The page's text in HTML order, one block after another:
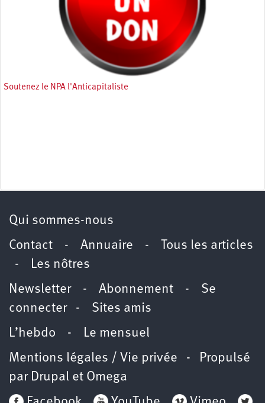
Soutenez le NPA l'Anticapitaliste
Qui sommes-nous
Contact - Annuaire -
Tous les articles
- Les nôtres
Newsletter- Abonnement - Se
connecter- Sites amis
L’hebdo - Le mensuel
Mentions légales / Vie privée - Propulsé
par Drupal et Omega